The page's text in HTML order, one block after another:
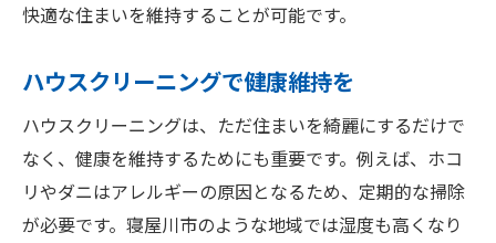
快適な住まいを維持することが可能です。
ハウスクリーニングで健康維持を
ハウスクリーニングは、ただ住まいを綺麗にするだけで
なく、健康を維持するためにも重要です。例えば、ホコ
リやダニはアレルギーの原因となるため、定期的な掃除
が必要です。寝屋川市のような地域では湿度も高くなり